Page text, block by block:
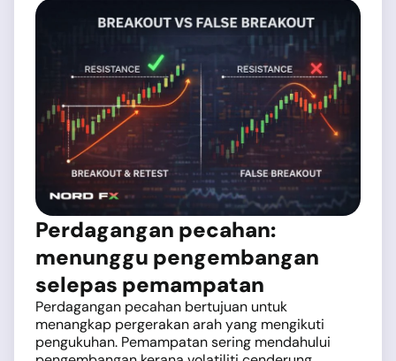
Perdagangan pecahan:
menunggu pengembangan
selepas pemampatan
Perdagangan pecahan bertujuan untuk
menangkap pergerakan arah yang mengikuti
pengukuhan. Pemampatan sering mendahului